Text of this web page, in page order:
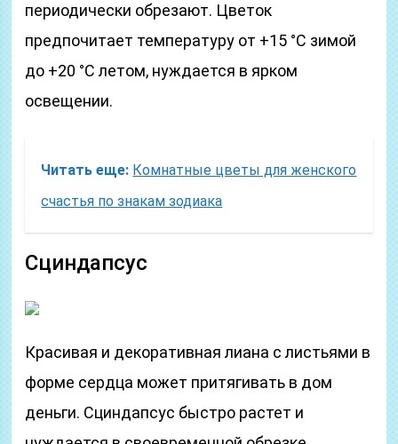
периодически обрезают. Цветок
предпочитает температуру от +15 °C зимой
до +20 °C летом, нуждается в ярком
освещении.
Читать еще: Комнатные цветы для женского
счастья по знакам зодиака
Сциндапсус
Красивая и декоративная лиана с листьями в
форме сердца может притягивать в дом
деньги. Сциндапсус быстро растет и